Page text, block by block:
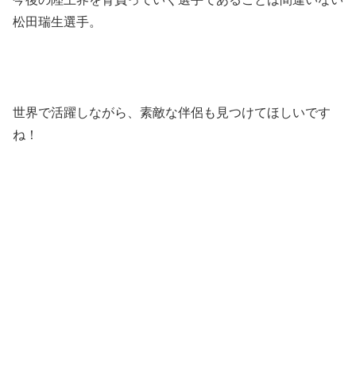
松田瑞生選手。
世界で活躍しながら、素敵な伴侶も見つけてほしいです
ね！